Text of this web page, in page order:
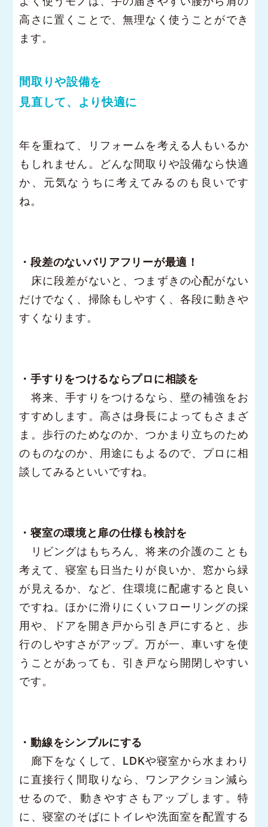
高さに置くことで、無理なく使うことができ
ます。
間取りや設備を
見直して、より快適に
年を重ねて、リフォームを考える人もいるか
もしれません。どんな間取りや設備なら快適
か、元気なうちに考えてみるのも良いです
ね。
・段差のないバリアフリーが最適！
床に段差がないと、つまずきの心配がない
だけでなく、掃除もしやすく、各段に動きや
すくなります。
・手すりをつけるならプロに相談を
将来、手すりをつけるなら、壁の補強をお
すすめします。高さは身長によってもさまざ
ま。歩行のためなのか、つかまり立ちのため
のものなのか、用途にもよるので、プロに相
談してみるといいですね。
・寝室の環境と扉の仕様も検討を
リビングはもちろん、将来の介護のことも
考えて、寝室も日当たりが良いか、窓から緑
が見えるか、など、住環境に配慮すると良い
ですね。ほかに滑りにくいフローリングの採
用や、ドアを開き戸から引き戸にすると、歩
行のしやすさがアップ。万が一、車いすを使
うことがあっても、引き戸なら開閉しやすい
です。
・動線をシンプルにする
廊下をなくして、LDKや寝室から水まわり
に直接行く間取りなら、ワンアクション減ら
せるので、動きやすさもアップします。特
に、寝室のそばにトイレや洗面室を配置する